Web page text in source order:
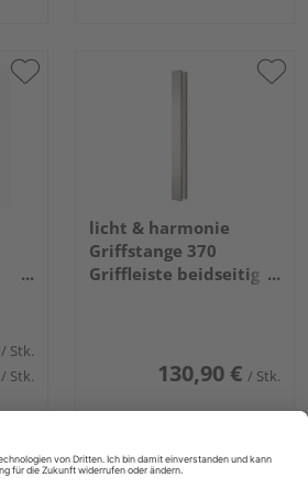
/ Stk.
/ Stk.
licht & harmonie
Griffstange 370
Griffleiste beidseitig
130,90 € / Stk.